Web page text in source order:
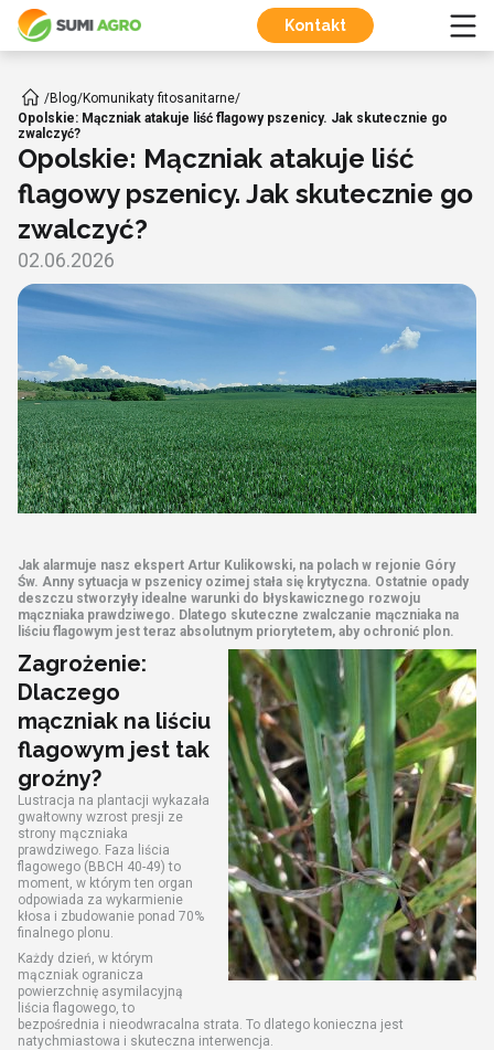
Kontakt
/Blog/Komunikaty fitosanitarne/
Opolskie: Mączniak atakuje liść flagowy pszenicy. Jak skutecznie go
zwalczyć?
Opolskie: Mączniak atakuje liść
flagowy pszenicy. Jak skutecznie go
zwalczyć?
02.06.2026
Jak alarmuje nasz ekspert Artur Kulikowski, na polach w rejonie Góry
Św. Anny sytuacja w pszenicy ozimej stała się krytyczna. Ostatnie opady
deszczu stworzyły idealne warunki do błyskawicznego rozwoju
mączniaka prawdziwego. Dlatego skuteczne zwalczanie mączniaka na
liściu flagowym jest teraz absolutnym priorytetem, aby ochronić plon.
Zagrożenie:
Dlaczego
mączniak na liściu
flagowym jest tak
groźny?
Lustracja na plantacji wykazała
gwałtowny wzrost presji ze
strony mączniaka
prawdziwego. Faza liścia
flagowego (BBCH 40-49) to
moment, w którym ten organ
odpowiada za wykarmienie
kłosa i zbudowanie ponad 70%
finalnego plonu.
Każdy dzień, w którym
mączniak ogranicza
powierzchnię asymilacyjną
liścia flagowego, to
bezpośrednia i nieodwracalna strata. To dlatego konieczna jest
natychmiastowa i skuteczna interwencja.